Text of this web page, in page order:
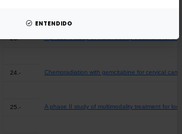
ENTENDIDO
23.- A phase II study of multimodality treatment for
24.- Chemoradiation with gemcitabine for cervical
25.- A phase II study of multimodality treatment for